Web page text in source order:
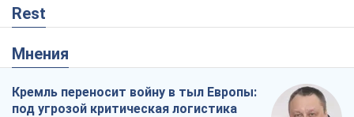
Rest
Мнения
Кремль переносит войну в тыл Европы:
под угрозой критическая логистика